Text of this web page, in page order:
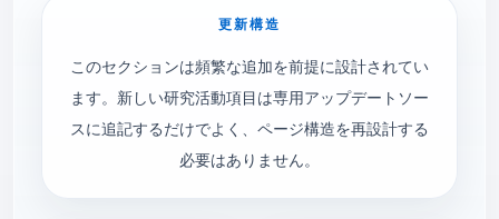
更新構造
このセクションは頻繁な追加を前提に設計されてい
ます。新しい研究活動項目は専用アップデートソー
スに追記するだけでよく、ページ構造を再設計する
必要はありません。